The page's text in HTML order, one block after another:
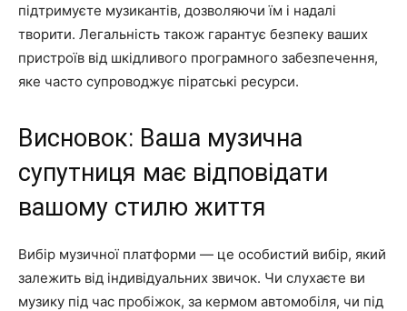
підтримуєте музикантів, дозволяючи їм і надалі
творити. Легальність також гарантує безпеку ваших
пристроїв від шкідливого програмного забезпечення,
яке часто супроводжує піратські ресурси.
Висновок: Ваша музична
супутниця має відповідати
вашому стилю життя
Вибір музичної платформи — це особистий вибір, який
залежить від індивідуальних звичок. Чи слухаєте ви
музику під час пробіжок, за кермом автомобіля, чи під